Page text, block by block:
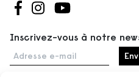
Suivez-nous sur Facebook
Suivez-nous sur
Suivez-nous sur
Inscrivez-vous à notre
Adresse e-mail